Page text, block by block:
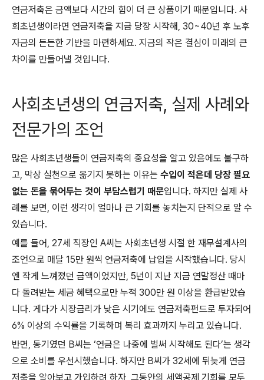
연금저축은 금액보다 시간의 힘이 더 큰 상품이기 때문입니다. 사
회초년생이라면 연금저축을 지금 당장 시작해, 30~40년 후 노후
자금의 든든한 기반을 마련하세요. 지금의 작은 결심이 미래의 큰
차이를 만들어낼 것입니다.
사회초년생의 연금저축, 실제 사례와
전문가의 조언
많은 사회초년생들이 연금저축의 중요성을 알고 있음에도 불구하
고, 막상 실천으로 옮기지 못하는 이유는 수입이 적은데 당장 필요
없는 돈을 묶어두는 것이 부담스럽기 때문입니다. 하지만 실제 사
례를 보면, 이런 생각이 얼마나 큰 기회를 놓치는지 단적으로 알 수
있습니다.
예를 들어, 27세 직장인 A씨는 사회초년생 시절 한 재무설계사의
조언으로 매달 15만 원씩 연금저축에 납입을 시작했습니다. 당시
엔 작게 느껴졌던 금액이었지만, 5년이 지난 지금 연말정산 때마
다 돌려받는 세금 혜택으로만 누적 300만 원 이상을 환급받았습
니다. 게다가 시장금리가 낮은 시기에도 연금저축펀드로 투자되어
6% 이상의 수익률을 기록하며 복리 효과까지 누리고 있습니다.
반면, 동기였던 B씨는 ‘연금은 나중에 벌써 시작해도 된다’는 생각
으로 소비를 우선시했습니다. 하지만 B씨가 32세에 뒤늦게 연금
저축을 알아보고 가입하려 하자, 그동안의 세액공제 기회를 모두